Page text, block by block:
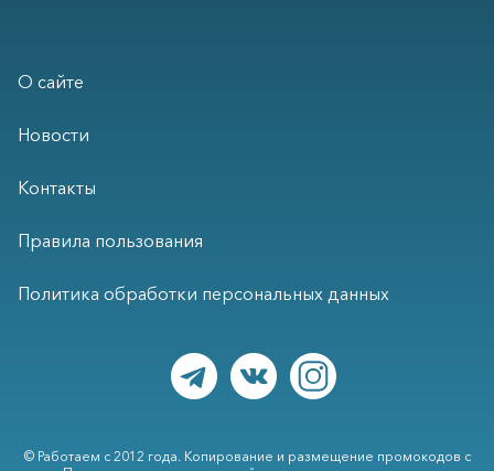
О сайте
Новости
Контакты
Правила пользования
Политика обработки персональных данных
© Работаем с 2012 года. Копирование и размещение промокодов с